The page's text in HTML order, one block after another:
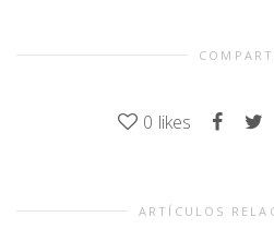
0 likes
ARTÍCULOS